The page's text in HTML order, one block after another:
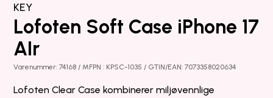
KEY
Lofoten Soft Case iPhone 17
AIr
Varenummer: 74168 / MFPN : KPSC-1035 / GTIN/EAN: 7073358020634
Lofoten Clear Case kombinerer miljøvennlige